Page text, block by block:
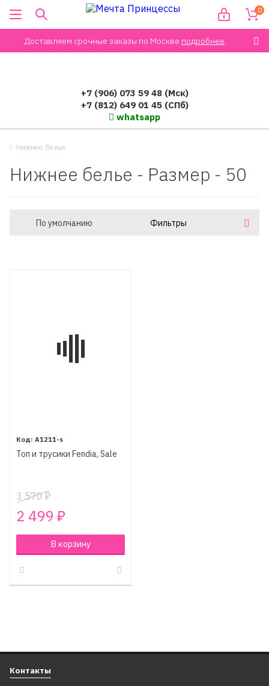
Доставляем срочные заказы по Москве подробнее.
0
+7 (906) 073 59 48 (Мск)
+7 (812) 649 01 45 (СПб)
whatsapp
Нижнее белье
Нижнее белье - Размер - 50
По умолчанию Фильтры
A1211-s
Топ и трусики Fendia, Sale
3 570₽
2 499 ₽
В корзину
Контакты